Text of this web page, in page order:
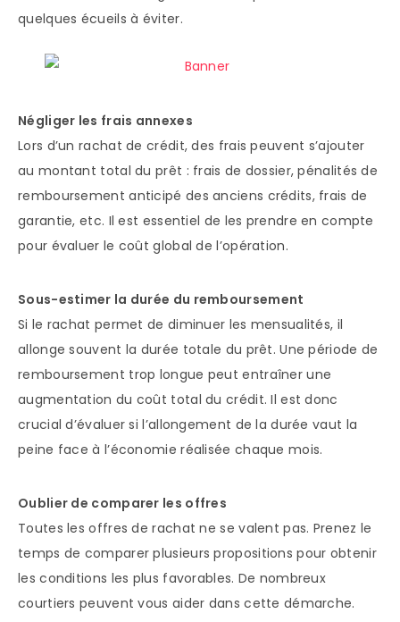
quelques écueils à éviter.
Négliger les frais annexes
Lors d’un rachat de crédit, des frais peuvent s’ajouter
au montant total du prêt : frais de dossier, pénalités de
remboursement anticipé des anciens crédits, frais de
garantie, etc. Il est essentiel de les prendre en compte
pour évaluer le coût global de l’opération.
Sous-estimer la durée du remboursement
Si le rachat permet de diminuer les mensualités, il
allonge souvent la durée totale du prêt. Une période de
remboursement trop longue peut entraîner une
augmentation du coût total du crédit. Il est donc
crucial d’évaluer si l’allongement de la durée vaut la
peine face à l’économie réalisée chaque mois.
Oublier de comparer les offres
Toutes les offres de rachat ne se valent pas. Prenez le
temps de comparer plusieurs propositions pour obtenir
les conditions les plus favorables. De nombreux
courtiers peuvent vous aider dans cette démarche.